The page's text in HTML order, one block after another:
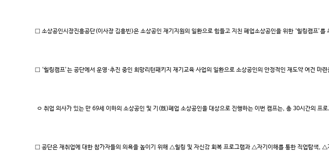
□ 소상공인시장진흥공단(이사장 김흥빈)은 소상공인 재기지원의 일환으로 힘들고 지친 폐업소상공인을 위한 ‘힐링캠프’를
□ ‘힐링캠프’는 공단에서 운영·추진 중인 희망리턴패키지 재기교육 사업의 일환으로 소상공인의 안정적인 재도약 여건
ㅇ 취업 의사가 있는 만 69세 이하의 소상공인 및 기(旣)폐업 소상공인을 대상으로 진행하는 이번 캠프는, 총 30시간의
□ 공단은 재취업에 대한 참가자들의 의욕을 높이기 위해 △힐링 및 자신감 회복 프로그램과 △자기이해를 통한 직업탐색,